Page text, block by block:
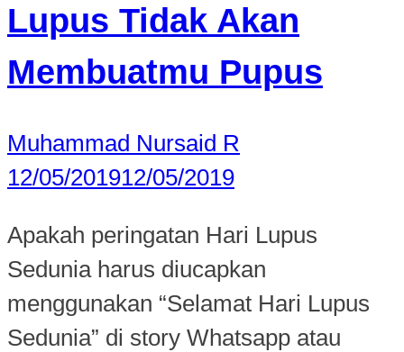
Lupus Tidak Akan
Membuatmu Pupus
Muhammad Nursaid R
12/05/201912/05/2019
Apakah peringatan Hari Lupus
Sedunia harus diucapkan
menggunakan “Selamat Hari Lupus
Sedunia” di story Whatsapp atau